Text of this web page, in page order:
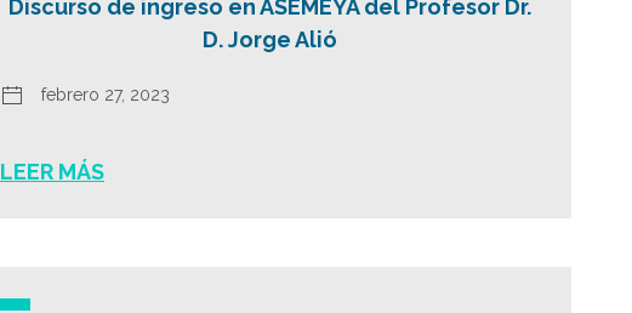
Discurso de ingreso en ASEMEYA del Profesor Dr.
D. Jorge Alió
febrero 27, 2023
LEER MÁS